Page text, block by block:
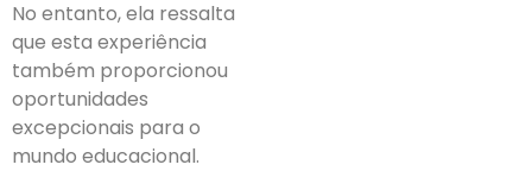
No entanto, ela ressalta
que esta experiência
também proporcionou
oportunidades
excepcionais para o
mundo educacional.